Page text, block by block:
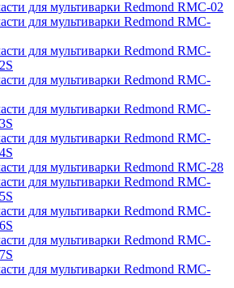
для мультиварки Redmond RMC-02
для мультиварки Redmond RMC-
для мультиварки Redmond RMC-
для мультиварки Redmond RMC-
для мультиварки Redmond RMC-
для мультиварки Redmond RMC-
для мультиварки Redmond RMC-28
для мультиварки Redmond RMC-
для мультиварки Redmond RMC-
для мультиварки Redmond RMC-
для мультиварки Redmond RMC-